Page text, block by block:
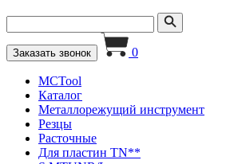
Заказать звонок 0
MCTool
Каталог
Металлорежущий инструмент
Резцы
Расточные
Для пластин TN**